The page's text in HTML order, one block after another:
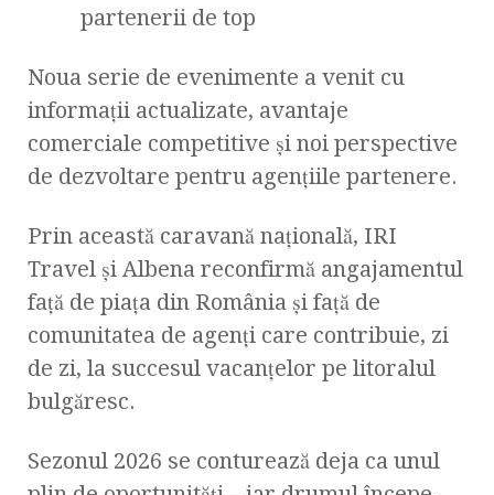
partenerii de top
Noua serie de evenimente a venit cu
informații actualizate, avantaje
comerciale competitive și noi perspective
de dezvoltare pentru agențiile partenere.
Prin această caravană națională, IRI
Travel și Albena reconfirmă angajamentul
față de piața din România și față de
comunitatea de agenți care contribuie, zi
de zi, la succesul vacanțelor pe litoralul
bulgăresc.
Sezonul 2026 se conturează deja ca unul